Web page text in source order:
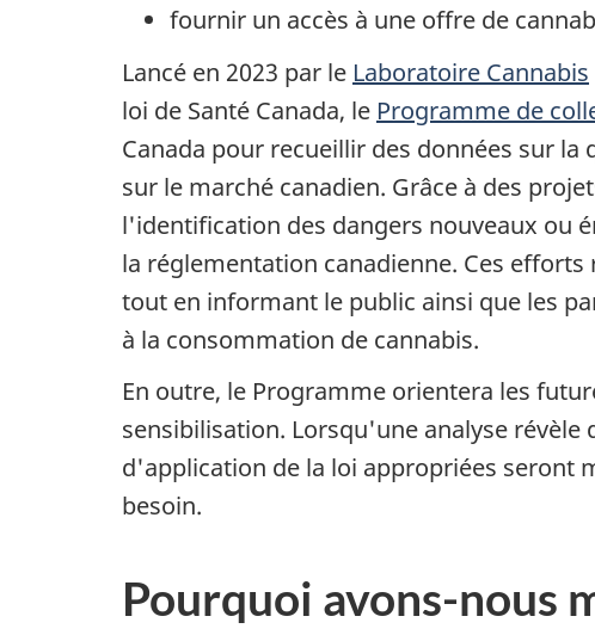
fournir un accès à une offre de
Lancé en 2023 par le Laboratoire Cannabis
loi de Santé Canada, le Programme de
Canada pour recueillir des données sur
sur le marché canadien. Grâce à des
l'identification des dangers nouveaux ou
la réglementation canadienne. Ces
tout en informant le public ainsi que les
à la consommation de cannabis.
En outre, le Programme orientera les
sensibilisation. Lorsqu'une analyse
d'application de la loi appropriées seront
besoin.
Pourquoi avons-nous